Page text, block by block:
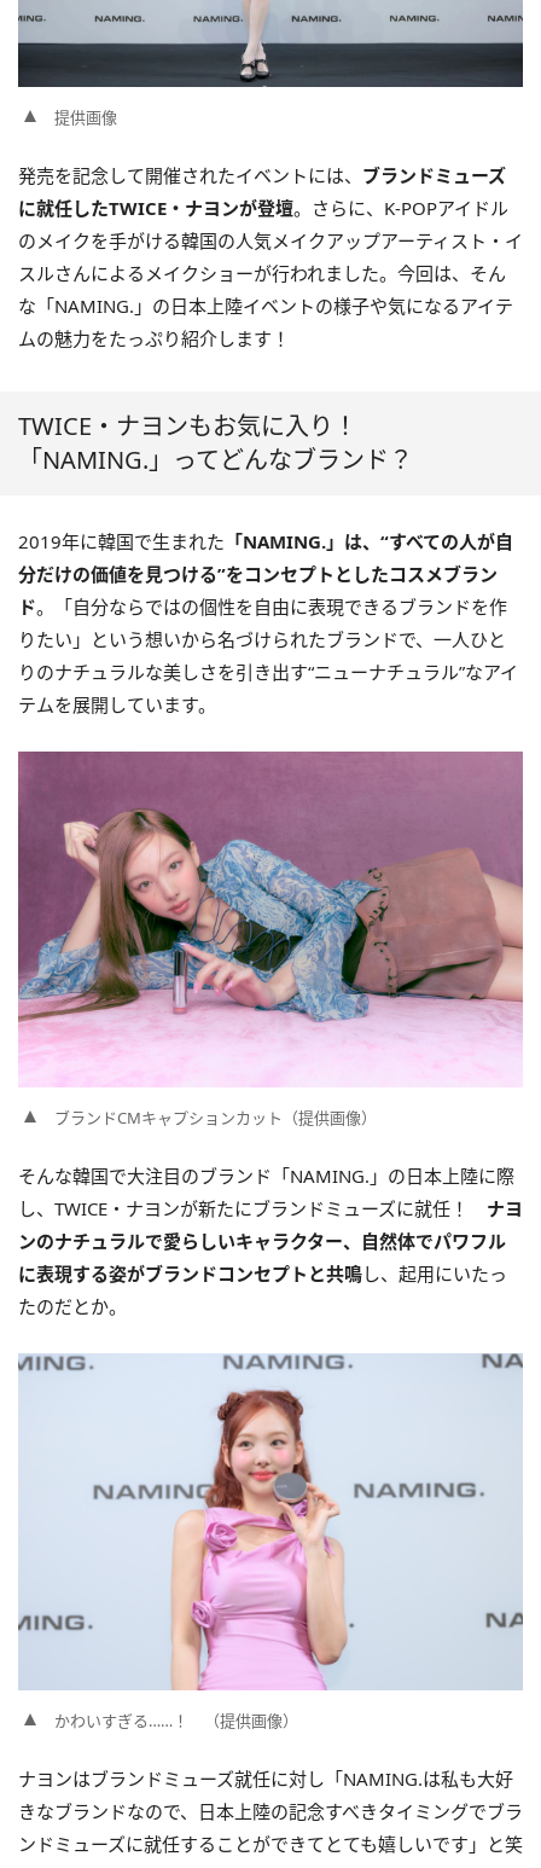
提供画像
発売を記念して開催されたイベントには、 ブランドミューズ
に就任したTWICE・ナヨンが登壇。さらに、K-POPアイドル
のメイクを手がける韓国の人気メイクアップアーティスト・イ
スルさんによるメイクショーが行われました。今回は、そん
な「NAMING.」の日本上陸イベントの様子や気になるアイテ
ムの魅力をたっぷり紹介します！
TWICE・ナヨンもお気に入り！
「NAMING.」ってどんなブランド？
2019年に韓国で生まれた 「NAMING.」は、“すべての人が自
分だけの価値を見つける”をコンセプトとしたコスメブラン
ド。「自分ならではの個性を自由に表現できるブランドを作
りたい」という想いから名づけられたブランドで、一人ひと
りのナチュラルな美しさを引き出す“ニューナチュラル”なアイ
テムを展開しています。
ブランドCMキャプションカット（提供画像）
そんな韓国で大注目のブランド「NAMING.」の日本上陸に際
し、TWICE・ナヨンが新たにブランドミューズに就任！ ナヨ
ンのナチュラルで愛らしいキャラクター、自然体でパワフル
に表現する姿がブランドコンセプトと共鳴し、起用にいたっ
たのだとか。
かわいすぎる……！ （提供画像）
ナヨンはブランドミューズ就任に対し「NAMING.は私も大好
きなブランドなので、日本上陸の記念すべきタイミングでブラ
ンドミューズに就任することができてとても嬉しいです」と笑